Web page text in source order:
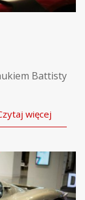
Battisty
więcej